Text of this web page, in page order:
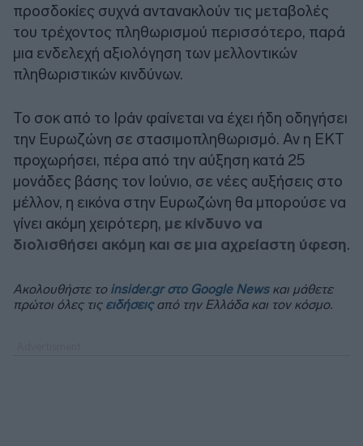
προσδοκίες συχνά αντανακλούν τις μεταβολές
του τρέχοντος πληθωρισμού περισσότερο, παρά
μια ενδελεχή αξιολόγηση των μελλοντικών
πληθωριστικών κινδύνων.
Το σοκ από το Ιράν φαίνεται να έχει ήδη οδηγήσει
την Ευρωζώνη σε στασιμοπληθωρισμό. Αν η ΕΚΤ
προχωρήσει, πέρα από την αύξηση κατά 25
μονάδες βάσης τον Ιούνιο, σε νέες αυξήσεις στο
μέλλον, η εικόνα στην Ευρωζώνη θα μπορούσε να
γίνει ακόμη χειρότερη, με κίνδυνο να
διολισθήσει ακόμη και σε μια αχρείαστη ύφεση.
Ακολουθήστε το insider.gr στο Google Newsκαι μάθετε
πρώτοι όλες τις ειδήσειςαπό την Ελλάδα και τον κόσμο.